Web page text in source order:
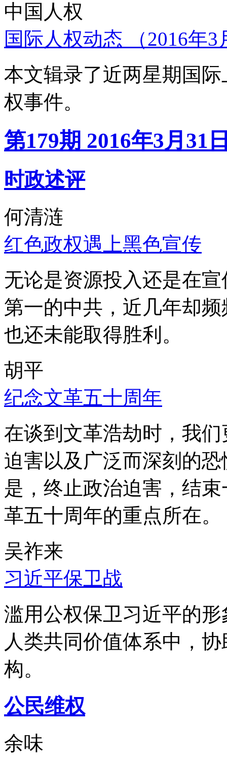
中国人权
国际人权动态 （2016年
本文辑录了近两星期国
权事件。
第179期 2016年3月31
时政述评
何清涟
红色政权遇上黑色宣传
无论是资源投入还是在
第一的中共，近几年却
也还未能取得胜利。
胡平
纪念文革五十周年
在谈到文革浩劫时，我
迫害以及广泛而深刻的
是，终止政治迫害，结
革五十周年的重点所在。
吴祚来
习近平保卫战
滥用公权保卫习近平的
人类共同价值体系中，
构。
公民维权
余味